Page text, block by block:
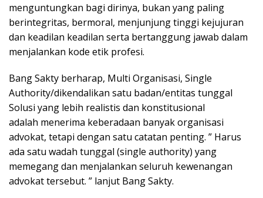
menguntungkan bagi dirinya, bukan yang paling
berintegritas, bermoral, menjunjung tinggi kejujuran
dan keadilan keadilan serta bertanggung jawab dalam
menjalankan kode etik profesi.
Bang Sakty berharap, Multi Organisasi, Single
Authority/dikendalikan satu badan/entitas tunggal
Solusi yang lebih realistis dan konstitusional
adalah menerima keberadaan banyak organisasi
advokat, tetapi dengan satu catatan penting. ” Harus
ada satu wadah tunggal (single authority) yang
memegang dan menjalankan seluruh kewenangan
advokat tersebut. ” lanjut Bang Sakty.